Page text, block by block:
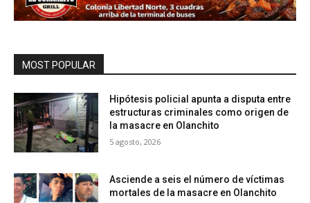
MOST POPULAR
Hipótesis policial apunta a disputa entre
estructuras criminales como origen de
la masacre en Olanchito
5 agosto, 2026
Asciende a seis el número de víctimas
mortales de la masacre en Olanchito